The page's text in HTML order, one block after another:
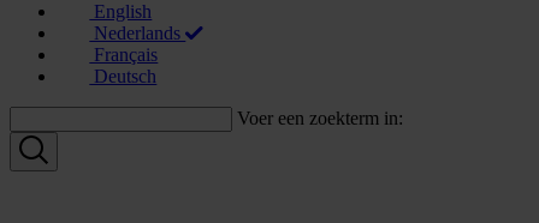
English
Nederlands
Français
Deutsch
Voer een zoekterm in: